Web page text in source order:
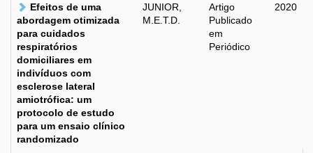
Efeitos de uma
abordagem otimizada
para cuidados
respiratórios
domiciliares em
indivíduos com
esclerose lateral
amiotrófica: um
protocolo de estudo
para um ensaio clínico
randomizado
JUNIOR,
M.E.T.D.
Artigo
Publicado
em
Periódico
2020